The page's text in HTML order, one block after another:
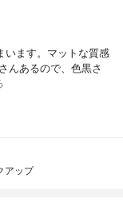
います。マットな質感
んあるので、色黒さ
アップ